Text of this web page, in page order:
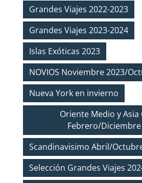
Grandes Viajes 2022-2023
Grandes Viajes 2023-2024
Islas Exóticas 2023
NOVIOS Noviembre 2023/
Nueva York en invierno
Oriente Medio y Asia
Febrero/Diciembre
Scandinavisimo Abril/
Selección Grandes Viajes